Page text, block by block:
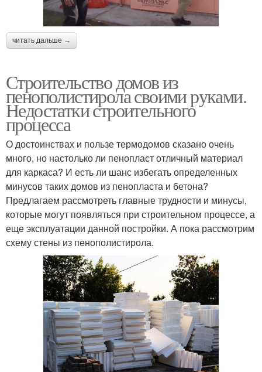
читать дальше →
Строительство домов из
пенополистирола своими руками.
Недостатки строительного
процесса
О достоинствах и пользе термодомов сказано очень
много, но настолько ли пенопласт отличный материал
для каркаса? И есть ли шанс избегать определенных
минусов таких домов из пенопласта и бетона?
Предлагаем рассмотреть главные трудности и минусы,
которые могут появляться при строительном процессе, а
еще эксплуатации данной постройки. А пока рассмотрим
схему стены из пенополистирола.